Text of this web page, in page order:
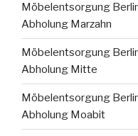
Möbelentsorgung
Abholung Marzahn
Möbelentsorgung
Abholung Mitte
Möbelentsorgung
Abholung Moabit